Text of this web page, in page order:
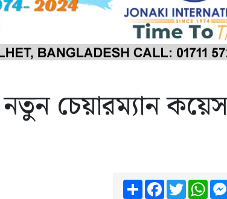
চেয়ারম্যান কয়েস
ShareFacebook
Twitter